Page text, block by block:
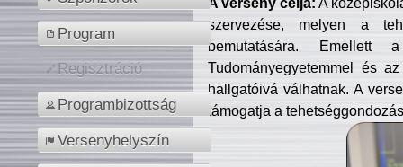
Program
Regisztráció
Programbizottság
Versenyhelyszín
szervezése, melyen a
bemutatására. Emellett
Tudományegyetemmel és
hallgatóivá válhatnak. A
támogatja a